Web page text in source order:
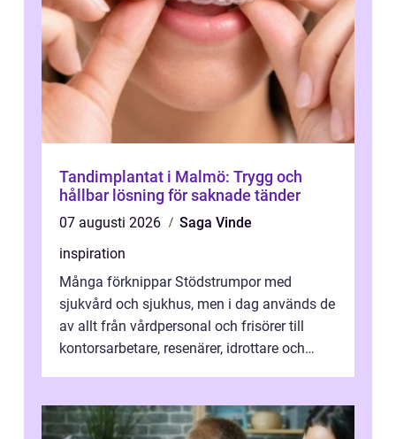
Tandimplantat i Malmö: Trygg och
hållbar lösning för saknade tänder
07 augusti 2026
Saga Vinde
inspiration
Många förknippar Stödstrumpor med
sjukvård och sjukhus, men i dag används de
av allt från vårdpersonal och frisörer till
kontorsarbetare, resenärer, idrottare och